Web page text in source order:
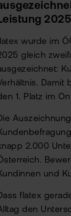
2025
wurde im
gleich
Damit
1. Platz im
2.000
und
flatex
den